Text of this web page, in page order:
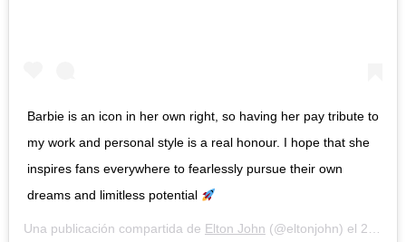
Barbie is an icon in her own right, so having her pay tribute to
my work and personal style is a real honour. I hope that she
inspires fans everywhere to fearlessly pursue their own
dreams and limitless potential
Una publicación compartida de Elton John (@eltonjohn) el 22 Oct, 2020 a las 6:30 PDT